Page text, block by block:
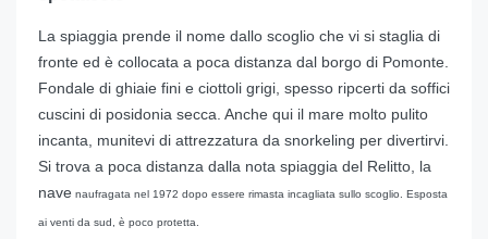
La spiaggia prende il nome dallo scoglio che vi si staglia di
fronte ed è collocata a poca distanza dal borgo di Pomonte.
Fondale di ghiaie fini e ciottoli grigi, spesso ripcerti da soffici
cuscini di posidonia secca. Anche qui il mare molto pulito
incanta, munitevi di attrezzatura da snorkeling per divertirvi.
Si trova a poca distanza dalla nota spiaggia del Relitto, la
nave naufragata nel 1972 dopo essere rimasta incagliata sullo scoglio. Esposta
ai venti da sud, è poco protetta.